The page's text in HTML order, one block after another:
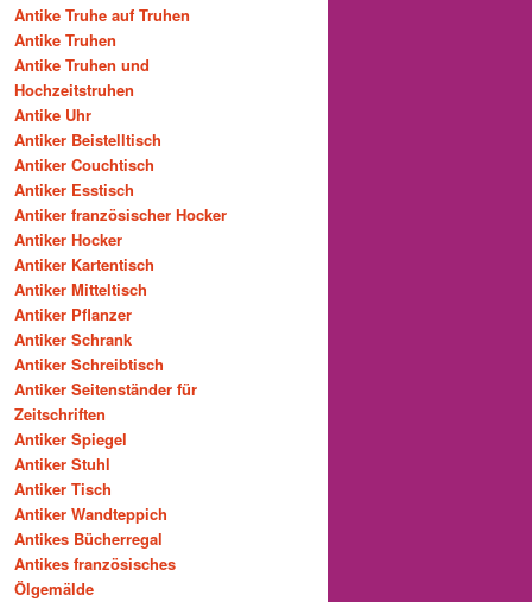
Antike Truhe auf Truhen
Antike Truhen
Antike Truhen und
Hochzeitstruhen
Antike Uhr
Antiker Beistelltisch
Antiker Couchtisch
Antiker Esstisch
Antiker französischer Hocker
Antiker Hocker
Antiker Kartentisch
Antiker Mitteltisch
Antiker Pflanzer
Antiker Schrank
Antiker Schreibtisch
Antiker Seitenständer für
Zeitschriften
Antiker Spiegel
Antiker Stuhl
Antiker Tisch
Antiker Wandteppich
Antikes Bücherregal
Antikes französisches
Ölgemälde